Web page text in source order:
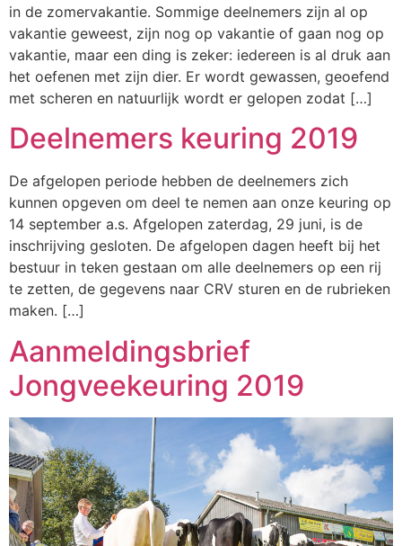
in de zomervakantie. Sommige deelnemers zijn al op
vakantie geweest, zijn nog op vakantie of gaan nog op
vakantie, maar een ding is zeker: iedereen is al druk aan
het oefenen met zijn dier. Er wordt gewassen, geoefend
met scheren en natuurlijk wordt er gelopen zodat […]
Deelnemers keuring 2019
De afgelopen periode hebben de deelnemers zich
kunnen opgeven om deel te nemen aan onze keuring op
14 september a.s. Afgelopen zaterdag, 29 juni, is de
inschrijving gesloten. De afgelopen dagen heeft bij het
bestuur in teken gestaan om alle deelnemers op een rij
te zetten, de gegevens naar CRV sturen en de rubrieken
maken. […]
Aanmeldingsbrief
Jongveekeuring 2019